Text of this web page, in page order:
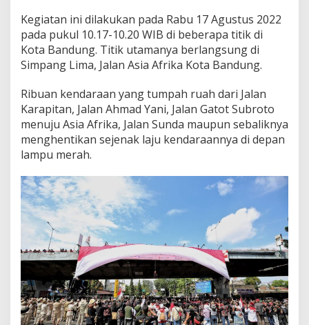
S
p
e
s
i
d
i
H
U
e
7
7
R
I
Kegiatan ini dilakukan pada Rabu 17 Agustus 2022
pada pukul 10.17-10.20 WIB di beberapa titik di
Kota Bandung. Titik utamanya berlangsung di
Simpang Lima, Jalan Asia Afrika Kota Bandung.
Ribuan kendaraan yang tumpah ruah dari Jalan
Karapitan, Jalan Ahmad Yani, Jalan Gatot Subroto
menuju Asia Afrika, Jalan Sunda maupun sebaliknya
menghentikan sejenak laju kendaraannya di depan
lampu merah.